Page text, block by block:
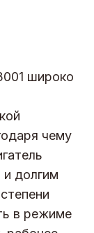
широко
чему
и долгим
в режиме